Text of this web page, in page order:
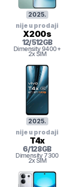
2025.
nije u prodaji
X200s
12/512GB
Dimensity 9400+
2x SIM
2025.
nije u prodaji
T4x
6/128GB
Dimensity 7300
2x SIM